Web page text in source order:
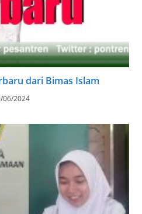
dari Bimas Islam
06/2024